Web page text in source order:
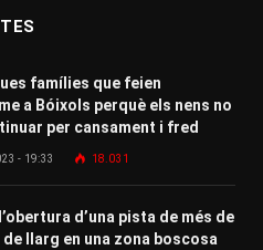
famílies que feien
a Bóixols perquè els nens no
per cansament i fred
- 19:33 18.031
d’una pista de més de
llarg en una zona boscosa